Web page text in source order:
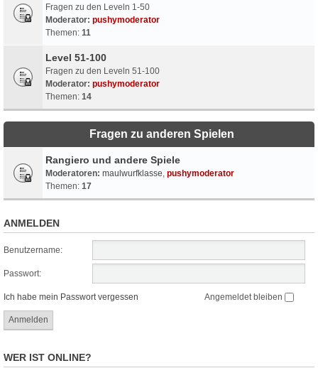
Fragen zu den Leveln 1-50
Moderator: pushymoderator
Themen: 11
Level 51-100
Fragen zu den Leveln 51-100
Moderator: pushymoderator
Themen: 14
Fragen zu anderen Spielen
Rangiero und andere Spiele
Moderatoren: maulwurfklasse, pushymoderator
Themen: 17
ANMELDEN
Benutzername:
Passwort:
Ich habe mein Passwort vergessen Angemeldet bleiben
WER IST ONLINE?